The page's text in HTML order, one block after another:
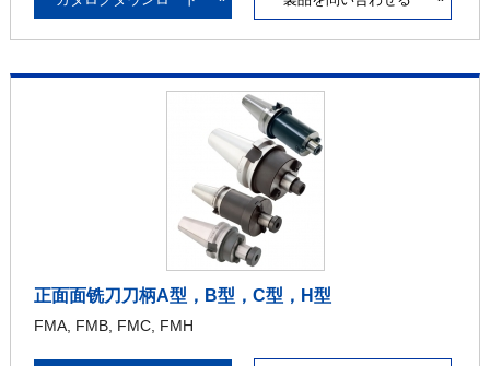
正面面铣刀刀柄A型，B型，C型，H型
FMA, FMB, FMC, FMH